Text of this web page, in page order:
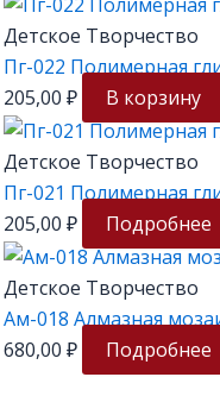
Детское Творчество
Пг-022 Полимерная
205,00 ₽
В корзину
Детское Творчество
Пг-021 Полимерная
205,00 ₽
Подробнее
Детское Творчество
Ам-018 Алмазная
680,00 ₽ Подробнее